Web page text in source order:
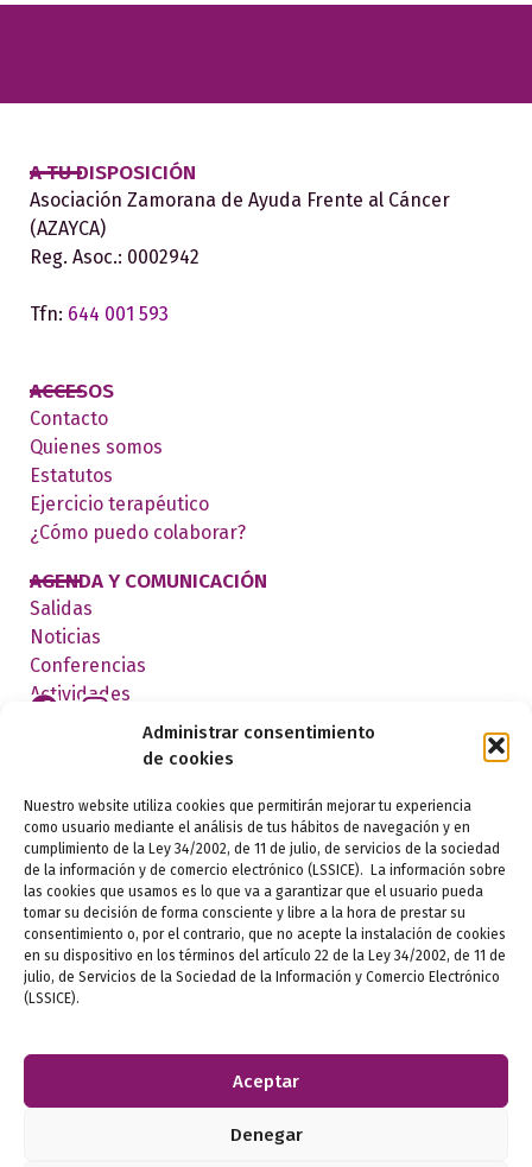
Administrar consentimiento
de cookies
Nuestro website utiliza cookies que permitirán mejorar tu experiencia
como usuario mediante el análisis de tus hábitos de navegación y en
cumplimiento de la Ley 34/2002, de 11 de julio, de servicios de la sociedad
de la información y de comercio electrónico (LSSICE). La información sobre
las cookies que usamos es lo que va a garantizar que el usuario pueda
tomar su decisión de forma consciente y libre a la hora de prestar su
consentimiento o, por el contrario, que no acepte la instalación de cookies
en su dispositivo en los términos del artículo 22 de la Ley 34/2002, de 11 de
julio, de Servicios de la Sociedad de la Información y Comercio Electrónico
(LSSICE).
Aceptar
Denegar
A TU DISPOSICIÓN
Asociación Zamorana de Ayuda Frente al Cáncer
(AZAYCA)
Reg. Asoc.: 0002942
Tfn: 644 001 593
ACCESOS
Contacto
Quienes somos
Estatutos
Ejercicio terapéutico
¿Cómo puedo colaborar?
AGENDA Y COMUNICACIÓN
Salidas
Noticias
Conferencias
Actividades
Aviso legal